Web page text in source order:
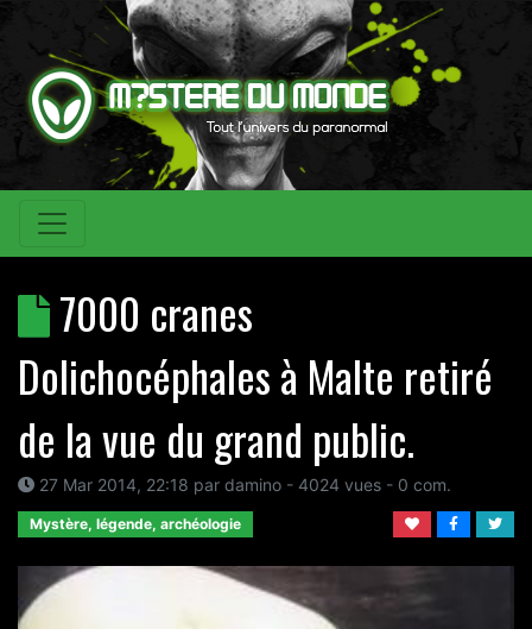
7000 cranes
Dolichocéphales à Malte retiré
de la vue du grand public.
27 Mar 2014, 22:18 par damino - 4024 vues - 0 com.
Mystère, légende, archéologie